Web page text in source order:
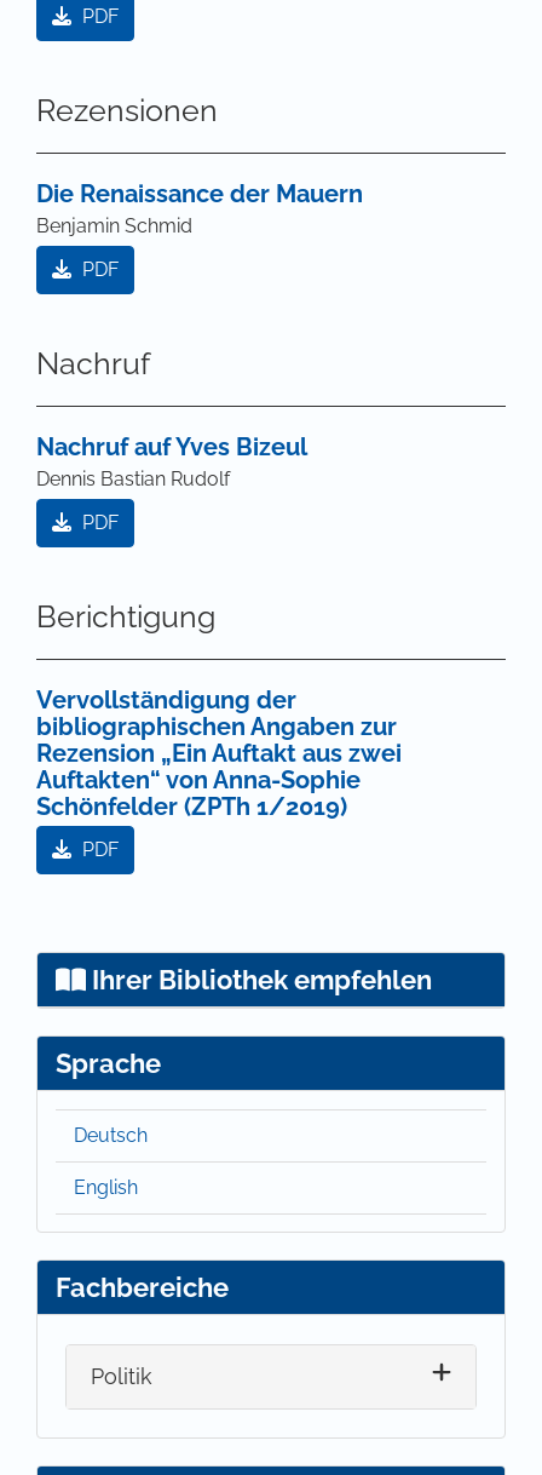
PDF
Rezensionen
Die Renaissance der Mauern
Benjamin Schmid
PDF
Nachruf
Nachruf auf Yves Bizeul
Dennis Bastian Rudolf
PDF
Berichtigung
Vervollständigung der
bibliographischen Angaben zur
Rezension „Ein Auftakt aus zwei
Auftakten“ von Anna-Sophie
Schönfelder (ZPTh 1/2019)
PDF
Ihrer Bibliothek empfehlen
Sprache
Deutsch
English
Fachbereiche
Politik